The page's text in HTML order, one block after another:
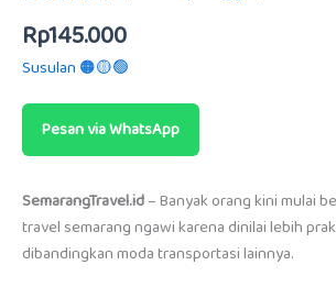
5.00dari
5
berdasarkan
penilaian
Rp145.000
Susulan 🟠🟡🟢
Pesan via WhatsApp
SemarangTravel.id– Banyak orang kini mulai
travel semarang ngawi karena dinilai lebih
dibandingkan moda transportasi lainnya.